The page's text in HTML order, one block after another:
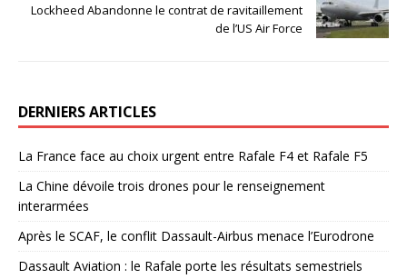
Lockheed Abandonne le contrat de ravitaillement
de l’US Air Force
DERNIERS ARTICLES
La France face au choix urgent entre Rafale F4 et Rafale F5
La Chine dévoile trois drones pour le renseignement
interarmées
Après le SCAF, le conflit Dassault-Airbus menace l’Eurodrone
Dassault Aviation : le Rafale porte les résultats semestriels